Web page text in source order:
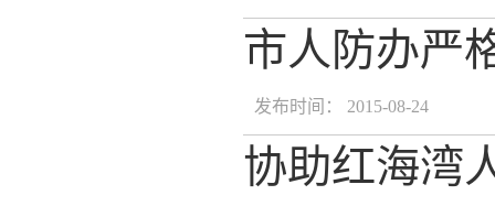
市人防办严
发布时间： 2015-08-24
协助红海湾